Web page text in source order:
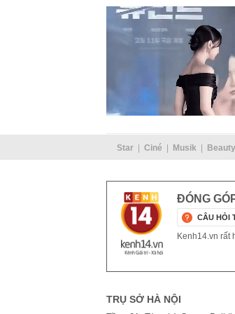
Star Ciné Musik
ĐÓNG
CÂU HỎI
Kenh14.vn rất
TRỤ SỞ HÀ NỘI